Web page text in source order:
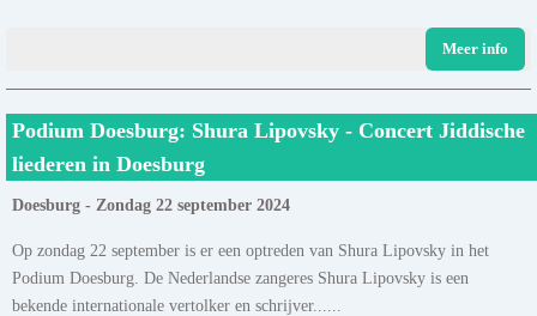
Meer info
Podium Doesburg: Shura Lipovsky - Concert Jiddische
liederen in Doesburg
Doesburg - Zondag 22 september 2024
Op zondag 22 september is er een optreden van Shura Lipovsky in het
Podium Doesburg. De Nederlandse zangeres Shura Lipovsky is een
bekende internationale vertolker en schrijver......